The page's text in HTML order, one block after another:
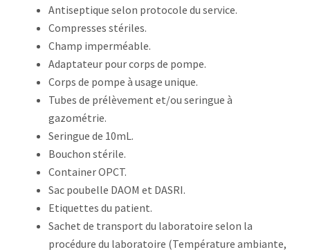
Antiseptique selon protocole du service.
Compresses stériles.
Champ imperméable.
Adaptateur pour corps de pompe.
Corps de pompe à usage unique.
Tubes de prélèvement et/ou seringue à
gazométrie.
Seringue de 10mL.
Bouchon stérile.
Container OPCT.
Sac poubelle DAOM et DASRI.
Etiquettes du patient.
Sachet de transport du laboratoire selon la
procédure du laboratoire (Température ambiante,